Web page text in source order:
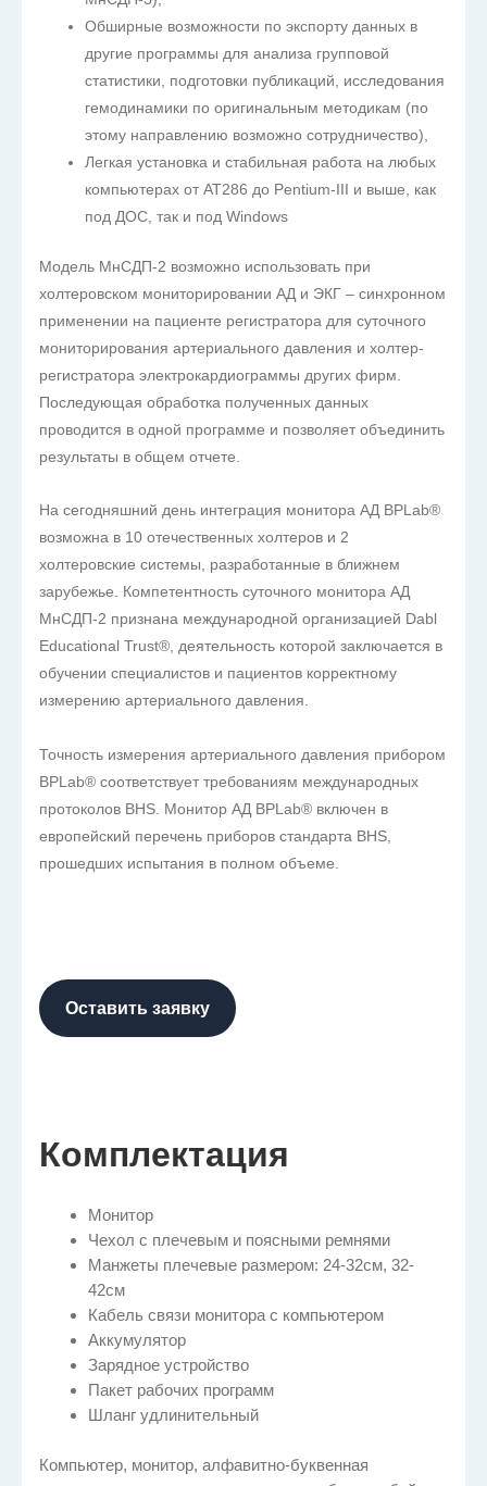
Обширные возможности по экспорту данных в
другие программы для анализа групповой
статистики, подготовки публикаций, исследования
гемодинамики по оригинальным методикам (по
этому направлению возможно сотрудничество),
Легкая установка и стабильная работа на любых
компьютерах от AT286 до Pentium-III и выше, как
под ДОС, так и под Windows
Модель МнСДП-2 возможно использовать при
холтеровском мониторировании АД и ЭКГ – синхронном
применении на пациенте регистратора для суточного
мониторирования артериального давления и холтер-
регистратора электрокардиограммы других фирм.
Последующая обработка полученных данных
проводится в одной программе и позволяет объединить
результаты в общем отчете.
На сегодняшний день интеграция монитора АД BPLab®
возможна в 10 отечественных холтеров и 2
холтеровские системы, разработанные в ближнем
зарубежье. Компетентность суточного монитора АД
МнСДП-2 признана международной организацией Dabl
Educational Trust®, деятельность которой заключается в
обучении специалистов и пациентов корректному
измерению артериального давления.
Точность измерения артериального давления прибором
BPLab® соответствует требованиям международных
протоколов BHS. Монитор АД BPLab® включен в
европейский перечень приборов стандарта BHS,
прошедших испытания в полном объеме.
Оставить заявку
Комплектация
Монитор
Чехол с плечевым и поясными ремнями
Манжеты плечевые размером: 24-32см, 32-
42см
Кабель связи монитора с компьютером
Аккумулятор
Зарядное устройство
Пакет рабочих программ
Шланг удлинительный
Компьютер, монитор, алфавитно-буквенная